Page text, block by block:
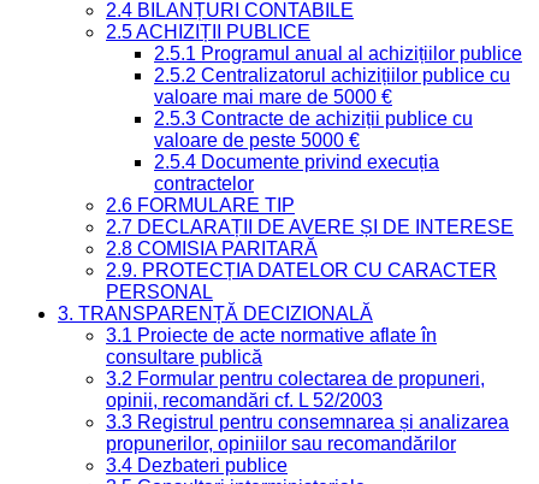
2.4 BILANȚURI CONTABILE
2.5 ACHIZIȚII PUBLICE
2.5.1 Programul anual al achizițiilor publice
2.5.2 Centralizatorul achizițiilor publice cu
valoare mai mare de 5000 €
2.5.3 Contracte de achiziții publice cu
valoare de peste 5000 €
2.5.4 Documente privind execuția
contractelor
2.6 FORMULARE TIP
2.7 DECLARAȚII DE AVERE ȘI DE INTERESE
2.8 COMISIA PARITARĂ
2.9. PROTECȚIA DATELOR CU CARACTER
PERSONAL
3. TRANSPARENȚĂ DECIZIONALĂ
3.1 Proiecte de acte normative aflate în
consultare publică
3.2 Formular pentru colectarea de propuneri,
opinii, recomandări cf. L 52/2003
3.3 Registrul pentru consemnarea și analizarea
propunerilor, opiniilor sau recomandărilor
3.4 Dezbateri publice